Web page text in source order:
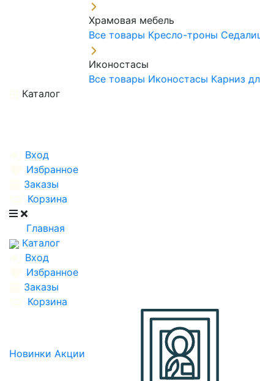
Храмовая мебель
Все товары Кресло-троны
Иконостасы
Все товары Иконостасы Карниз
Каталог
Вход
Избранное
Заказы
Корзина
Главная
Каталог
Вход
Избранное
Заказы
Корзина
Новинки Акции